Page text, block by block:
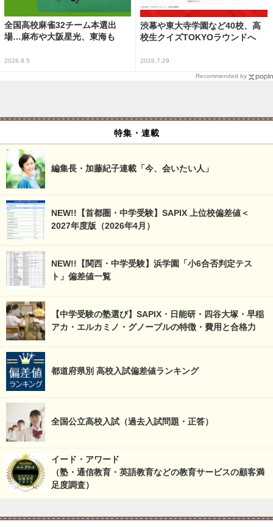
全国高校麻雀32チーム本選出
場…麻布や大阪星光、東海も
2026.8.5
渋幕や東大寺学園など40校、高
校生クイズTOKYOラウンドへ
2026.7.29
Recommended by
特集・連載
編集長・加藤紀子連載「今、会いたい人」
NEW!!【首都圏・中学受験】SAPIX 上位校偏差値＜
2027年度版（2026年4月）
NEW!!【関西・中学受験】浜学園「小6合否判定テス
ト」偏差値一覧
【中学受験の塾選び】SAPIX・日能研・四谷大塚・早稲
アカ・エルカミノ・グノーブルの特徴・費用と合格力
都道府県別 高校入試偏差値ランキング
全国公立高校入試（過去入試問題・正答）
イード・アワード
（塾・通信教育・英語教育などの教育サービスの顧客満
足度調査）